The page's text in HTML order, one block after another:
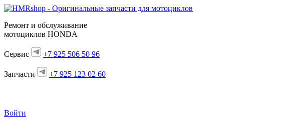
Ремонт и обслуживание
мотоциклов HONDA
Сервис +7 925 506 50 96
Запчасти +7 925 123 02 60
Войти